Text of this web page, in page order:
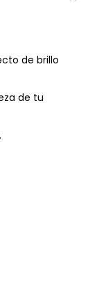
de brillo
de tu